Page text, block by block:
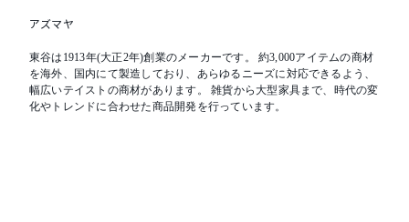
アズマヤ
東谷は1913年(大正2年)創業のメーカーです。 約3,000アイテムの商材
を海外、国内にて製造しており、あらゆるニーズに対応できるよう、
幅広いテイストの商材があります。 雑貨から大型家具まで、時代の変
化やトレンドに合わせた商品開発を行っています。